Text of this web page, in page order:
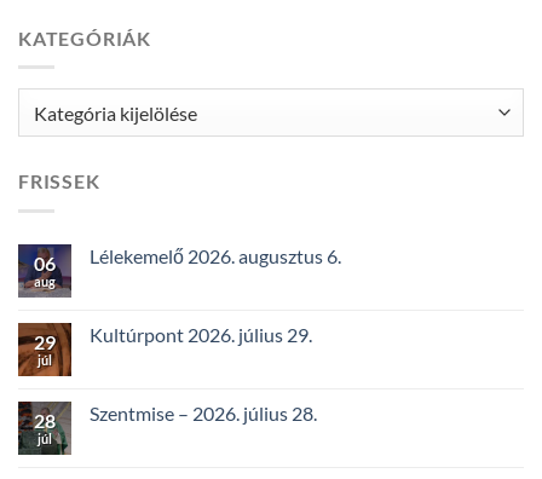
KATEGÓRIÁK
FRISSEK
06
aug
Lélekemelő 2026. augusztus 6.
29
júl
Kultúrpont 2026. július 29.
28
júl
Szentmise – 2026. július 28.